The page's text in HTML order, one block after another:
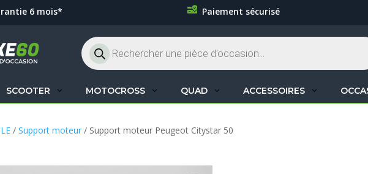
6 mois* Paiement sécurisé
Recherche
de
produits
SCOOTER MOTOCROSS QUAD ACCESSOIRES
/Support moteur / Support moteur Peugeot Citystar 50